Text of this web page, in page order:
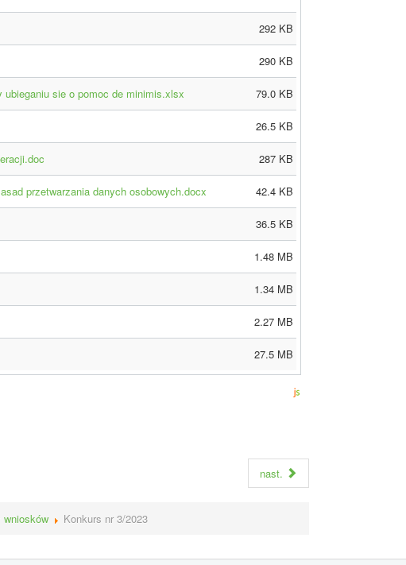
292 KB
290 KB
sie o pomoc de minimis.xlsx 79.0 KB
26.5 KB
287 KB
przetwarzania danych osobowych.docx 42.4 KB
36.5 KB
1.48 MB
1.34 MB
2.27 MB
27.5 MB
nast.
wniosków Konkurs nr 3/2023